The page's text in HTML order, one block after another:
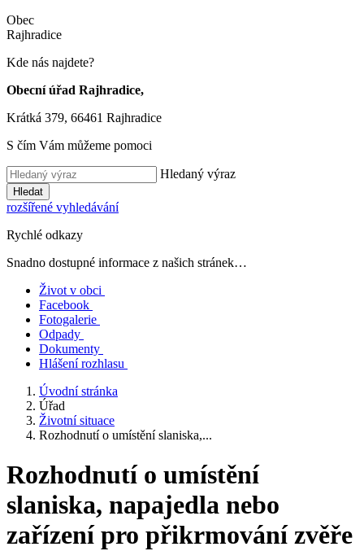
Obec
Rajhradice
Kde nás najdete?
Obecní úřad Rajhradice,
Krátká 379, 66461 Rajhradice
S čím Vám můžeme pomoci
Hledaný výraz
Hledat
rozšířené vyhledávání
Rychlé odkazy
Snadno dostupné informace z našich stránek…
Život v obci
Facebook
Fotogalerie
Odpady
Dokumenty
Hlášení rozhlasu
Úvodní stránka
Úřad
Životní situace
Rozhodnutí o umístění slaniska,...
Rozhodnutí o umístění
slaniska, napajedla nebo
zařízení pro přikrmování zvěře